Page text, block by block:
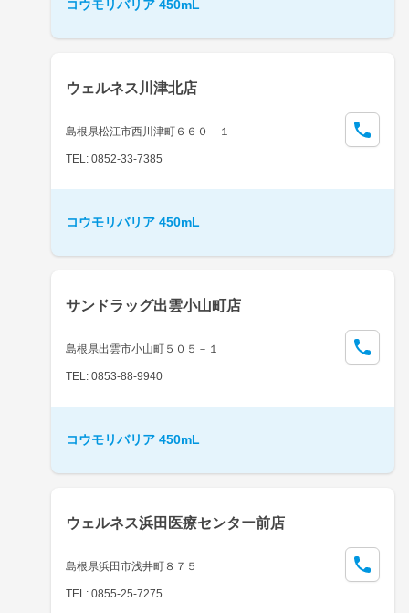
コウモリバリア 450mL
ウェルネス川津北店
島根県松江市西川津町６６０－１
TEL: 0852-33-7385
コウモリバリア 450mL
サンドラッグ出雲小山町店
島根県出雲市小山町５０５－１
TEL: 0853-88-9940
コウモリバリア 450mL
ウェルネス浜田医療センター前店
島根県浜田市浅井町８７５
TEL: 0855-25-7275